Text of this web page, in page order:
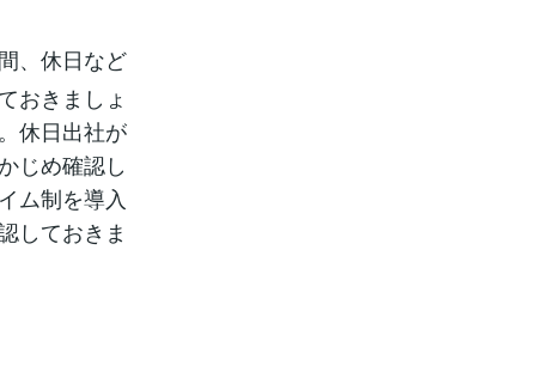
、休日など
おきましょ
休日出社が
じめ確認し
ム制を導入
しておきま